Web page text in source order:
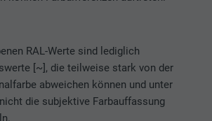
RAL-Werte sind lediglich
[~], die teilweise stark von der
abweichen können und unter
die subjektive Farbauffassung
Echtzeitgebote dritter